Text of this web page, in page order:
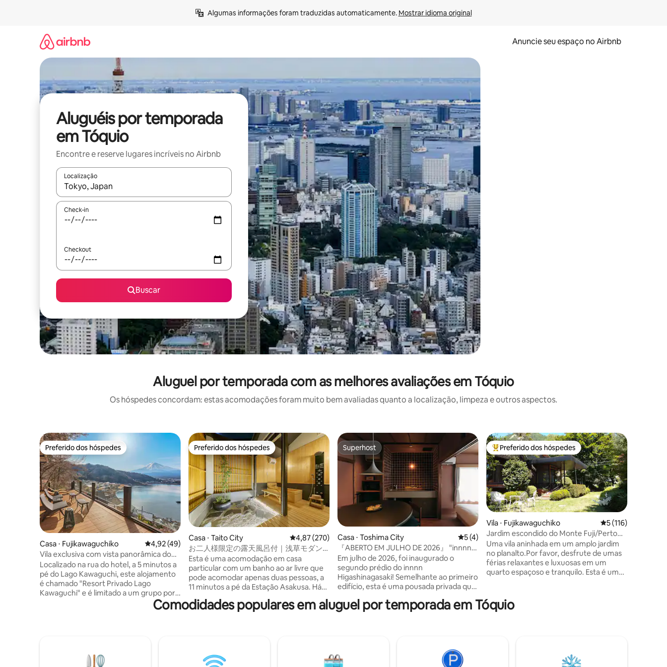
Algumas informações foram traduzidas automaticamente. Mostrar idioma original
Anuncie seu espaço no Airbnb
Aluguéis por temporada
em Tóquio
Encontre e reserve lugares incríveis no Airbnb
Localização
Quando os resultados estiverem disponíveis, explore-os usando as seta para cima e para baixo do teclado ou tocando e deslizando o dedo na tela.
Check-in
Checkout
Buscar
Aluguel por temporada com as melhores avaliações em Tóquio
Os hóspedes concordam: estas acomodações foram muito bem avaliadas quanto a localização, limpeza e outros aspectos.
Preferido dos hóspedes
Preferido dos hóspedes
Casa ⋅ Fujikawaguchiko 4,92 de uma avaliação média de 5, 49 avaliações
4,92 (49)
Vila exclusiva com vista panorâmica do
lago Kawaguchi e do Monte Fuji, ampla
varanda coberta com sauna
Localizado na rua do hotel, a 5 minutos a
pé do Lago Kawaguchi, este alojamento
é chamado "Resort Privado Lago
Kawaguchi" e é limitado a um grupo por
dia. Uma casa espaçosa com sauna e
banho de água, com varanda com vista
Kawaguchiko Por favor, observe Sobre a
Preferido dos hóspedes
Preferido dos hóspedes
Casa ⋅ Taito City 4,87 de uma avaliação média de 5, 270 avaliações
4,87 (270)
お二人様限定の露天風呂付｜浅草モダン
和風のラグジュアリーな 1軒家 ｜浅草・上
野観光拠点 ｜柳通り西棟
Esta é uma acomodação em casa
particular com um banho ao ar livre que
pode acomodar apenas duas pessoas, a
11 minutos a pé da Estação Asakusa. Há
banheiro de cipreste no segundo andar
com um quarto king size e um terraço
passeios turísticos em Tóquio. Há
supermercados, lojas de conveniência,
Superhost
Superhost
Casa ⋅ Toshima City 5 de uma avaliação média de 5, 4 avaliações
5 (4)
『ABERTO EM JULHO DE 2026』 "innnn-
komeya", um hotel para aluguel de
prédio inteiro a 5 minutos da Estação
Ikebukuro e a 2 minutos da Estação
Higashi-Nagasaki
Em julho de 2026, foi inaugurado o
segundo prédio do innnn
Higashinagasaki! Semelhante ao primeiro
edifício, esta é uma pousada privada que
renovada a partir de uma antiga casa
particular. "Higashi Nagasaki" a 5 minutos
quarto com cozinha e utensílios de
cozinha, e nasceu o "komeya".
Entre os melhores preferidos dos hóspedes
Preferido dos hóspedes
Vila ⋅ Fujikawaguchiko 5 de uma avaliação
5 (116)
Jardim escondido do Monte Fuji/Perto
do Parque Oishi/Vila inteira
Uma vila aninhada em um amplo jardim
no planalto.Por favor, desfrute de umas
férias relaxantes e luxuosas em um
quarto espaçoso e tranquilo. Esta é uma
Monte Fuji. Localizada na cênica margem
norte do Lago Kawaguchi, com vista para
do Lago Kawaguchi, que ficam a 5
Comodidades populares em aluguel por temporada em Tóquio